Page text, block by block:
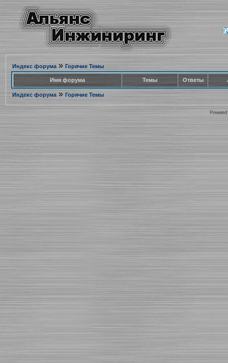
Индекс форума» Горячие Темы
Имя форума Темы Ответы
Индекс форума» Горячие Темы